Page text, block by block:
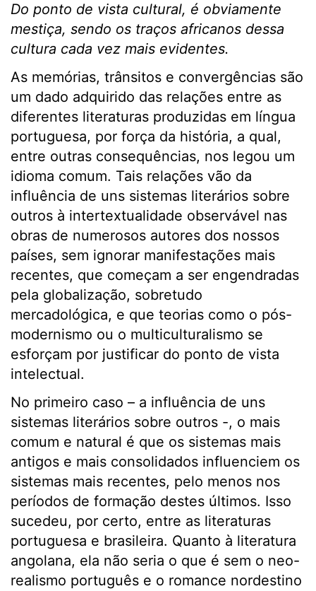
Do ponto de vista cultural, é obviamente
mestiça, sendo os traços africanos dessa
cultura cada vez mais evidentes.
As memórias, trânsitos e convergências são
um dado adquirido das relações entre as
diferentes literaturas produzidas em língua
portuguesa, por força da história, a qual,
entre outras consequências, nos legou um
idioma comum. Tais relações vão da
influência de uns sistemas literários sobre
outros à intertextualidade observável nas
obras de numerosos autores dos nossos
países, sem ignorar manifestações mais
recentes, que começam a ser engendradas
pela globalização, sobretudo
mercadológica, e que teorias como o pós-
modernismo ou o multiculturalismo se
esforçam por justificar do ponto de vista
intelectual.
No primeiro caso – a influência de uns
sistemas literários sobre outros -, o mais
comum e natural é que os sistemas mais
antigos e mais consolidados influenciem os
sistemas mais recentes, pelo menos nos
períodos de formação destes últimos. Isso
sucedeu, por certo, entre as literaturas
portuguesa e brasileira. Quanto à literatura
angolana, ela não seria o que é sem o neo-
realismo português e o romance nordestino